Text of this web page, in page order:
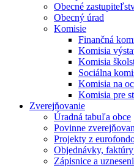
Obecné
Obecný úrad
Komisie
Finančná
Komisia
Komisia
Sociálna
Komisia na
Komisia pre
Zverejňovanie
Úradná tabuľa obce
Povinne
Projekty z
Objednávky,
Zápisnice a